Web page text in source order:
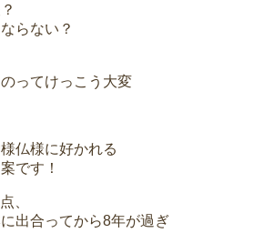
らない？
ってけっこう大変
仏様に好かれる
です！
、
出合ってから8年が過ぎ